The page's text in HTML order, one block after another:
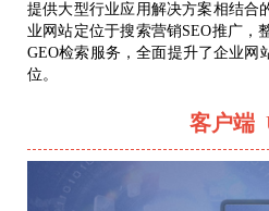
提供大型行业应用解决方案相结合
业网站定位于搜索营销SEO推广，
GEO检索服务，全面提升了企业网
位。
客户端